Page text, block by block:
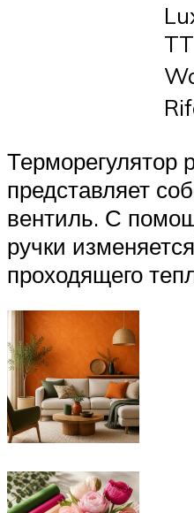
Терморегулятор
представляет
вентиль. С
ручки
проходящего